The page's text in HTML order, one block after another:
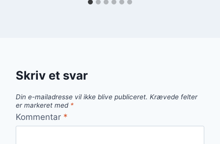
Skriv et svar
Din e-mailadresse vil ikke blive publiceret. Krævede felter
er markeret med *
Kommentar *